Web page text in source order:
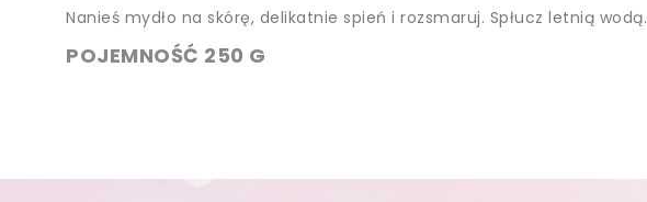
Nanieś mydło na skórę, delikatnie spień i rozsmaruj. Spłucz letnią wodą.
POJEMNOŚĆ 250 G